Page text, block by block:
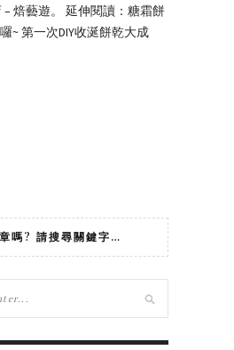
焙藝遊。 延伸閱讀：糖霜餅
~ 第一次DIY收涎餅乾大成
嗎? 請搜尋關鍵字…